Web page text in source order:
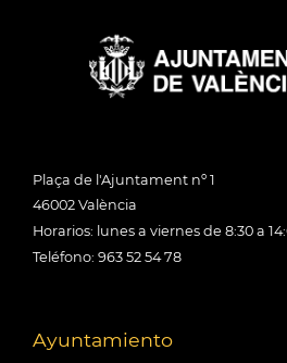
Plaça de l'Ajuntament nº 1
46002 València
Horarios: lunes a viernes de 8:30 a
Teléfono: 963 52 54 78
Ayuntamiento